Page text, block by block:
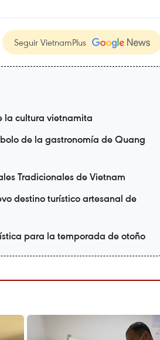
Seguir VietnamPlus
la cultura vietnamita
de la gastronomía de Quang
Tradicionales de Vietnam
destino turístico artesanal de
para la temporada de otoño